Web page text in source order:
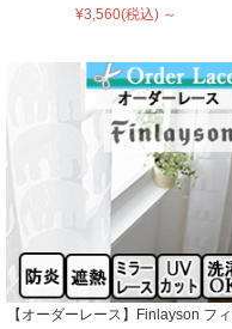
¥3,560(税込) ～
【オーダーレース】Finlayson フ